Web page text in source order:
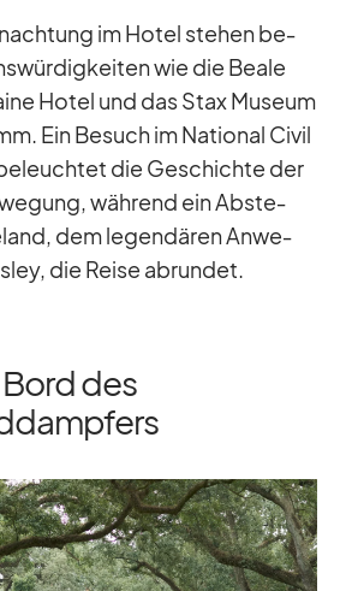
im Ho­tel ste­hen be­
wie die Beale
Ho­tel und das Stax Mu­seum
Ein Be­such im Na­tio­nal Ci­vil
die Ge­schichte der
wäh­rend ein Ab­ste­
dem le­gen­dä­ren An­we­
die Reise ab­run­det.
des